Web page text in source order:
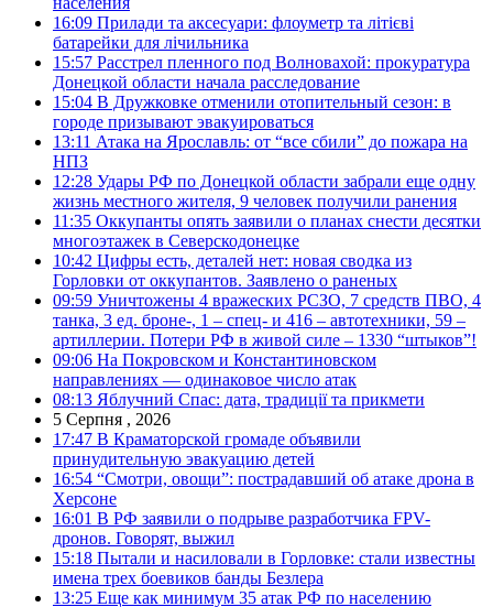
16:09 Прилади та аксесуари: флоуметр та літієві
батарейки для лічильника
15:57 Расстрел пленного под Волновахой: прокуратура
Донецкой области начала расследование
15:04 В Дружковке отменили отопительный сезон: в
городе призывают эвакуироваться
13:11 Атака на Ярославль: от “все сбили” до пожара на
НПЗ
12:28 Удары РФ по Донецкой области забрали еще одну
жизнь местного жителя, 9 человек получили ранения
11:35 Оккупанты опять заявили о планах снести десятки
многоэтажек в Северскодонецке
10:42 Цифры есть, деталей нет: новая сводка из
Горловки от оккупантов. Заявлено о раненых
09:59 Уничтожены 4 вражеских РСЗО, 7 средств ПВО, 4
танка, 3 ед. броне-, 1 – спец- и 416 – автотехники, 59 –
артиллерии. Потери РФ в живой силе – 1330 “штыков”!
09:06 На Покровском и Константиновском
направлениях — одинаковое число атак
08:13 Яблучний Спас: дата, традиції та прикмети
5 Серпня , 2026
17:47 В Краматорской громаде объявили
принудительную эвакуацию детей
16:54 “Смотри, овощи”: пострадавший об атаке дрона в
Херсоне
16:01 В РФ заявили о подрыве разработчика FPV-
дронов. Говорят, выжил
15:18 Пытали и насиловали в Горловке: стали известны
имена трех боевиков банды Безлера
13:25 Еще как минимум 35 атак РФ по населению